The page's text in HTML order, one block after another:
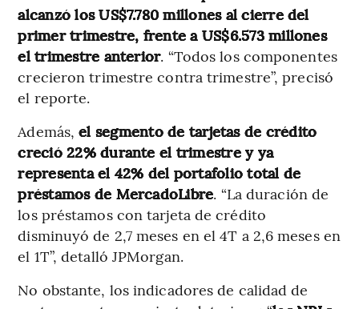
alcanzó los US$7.780 millones al cierre del
primer trimestre, frente a US$6.573 millones
el trimestre anterior. “Todos los componentes
crecieron trimestre contra trimestre”, precisó
el reporte.
Además,el segmento de tarjetas de crédito
creció 22% durante el trimestre y ya
representa el 42% del portafolio total de
préstamos de MercadoLibre. “La duración de
los préstamos con tarjeta de crédito
disminuyó de 2,7 meses en el 4T a 2,6 meses en
el 1T”, detalló JPMorgan.
No obstante, los indicadores de calidad de